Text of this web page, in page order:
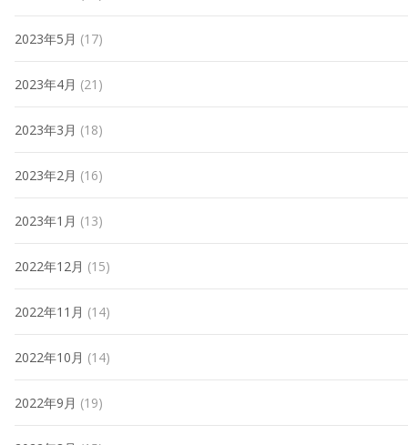
2023年5月 (17)
2023年4月 (21)
2023年3月 (18)
2023年2月 (16)
2023年1月 (13)
2022年12月 (15)
2022年11月 (14)
2022年10月 (14)
2022年9月 (19)